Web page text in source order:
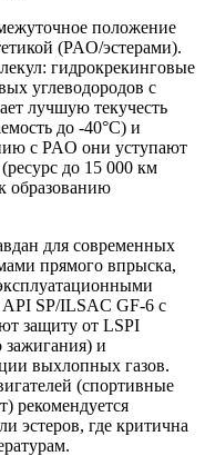
положение
(PAO/эстерами).
гидрокрекинговые
углеводородов с
лучшую текучесть
до -40°C) и
с PAO они уступают
до 15 000 км
образованию
для современных
прямого впрыска,
API SP/ILSAC GF-6 с
защиту от LSPI
зажигания) и
выхлопных газов.
(спортивные
рекомендуется
эстеров, где критична